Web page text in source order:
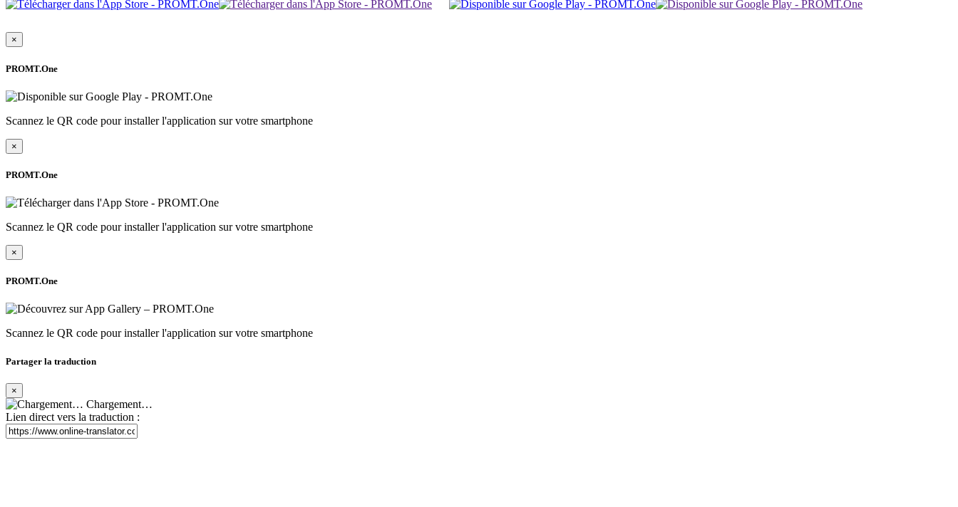
×
PROMT.One
Scannez le QR code pour installer l'application sur votre smartphone
×
PROMT.One
Scannez le QR code pour installer l'application sur votre smartphone
×
PROMT.One
Scannez le QR code pour installer l'application sur votre smartphone
Partager la traduction
×
Chargement…
Lien direct vers la traduction :